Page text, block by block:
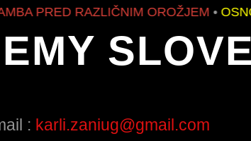
PRED RAZLIČNIM OROŽJEM•
: karli.zaniug@gmail.com